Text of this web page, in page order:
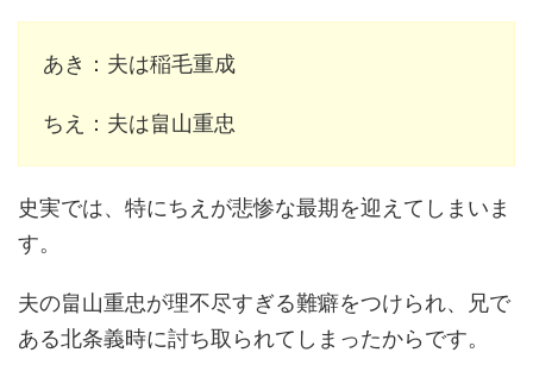
あき：夫は稲毛重成
ちえ：夫は畠山重忠
史実では、特にちえが悲惨な最期を迎えてしまいま
す。
夫の畠山重忠が理不尽すぎる難癖をつけられ、兄で
ある北条義時に討ち取られてしまったからです。